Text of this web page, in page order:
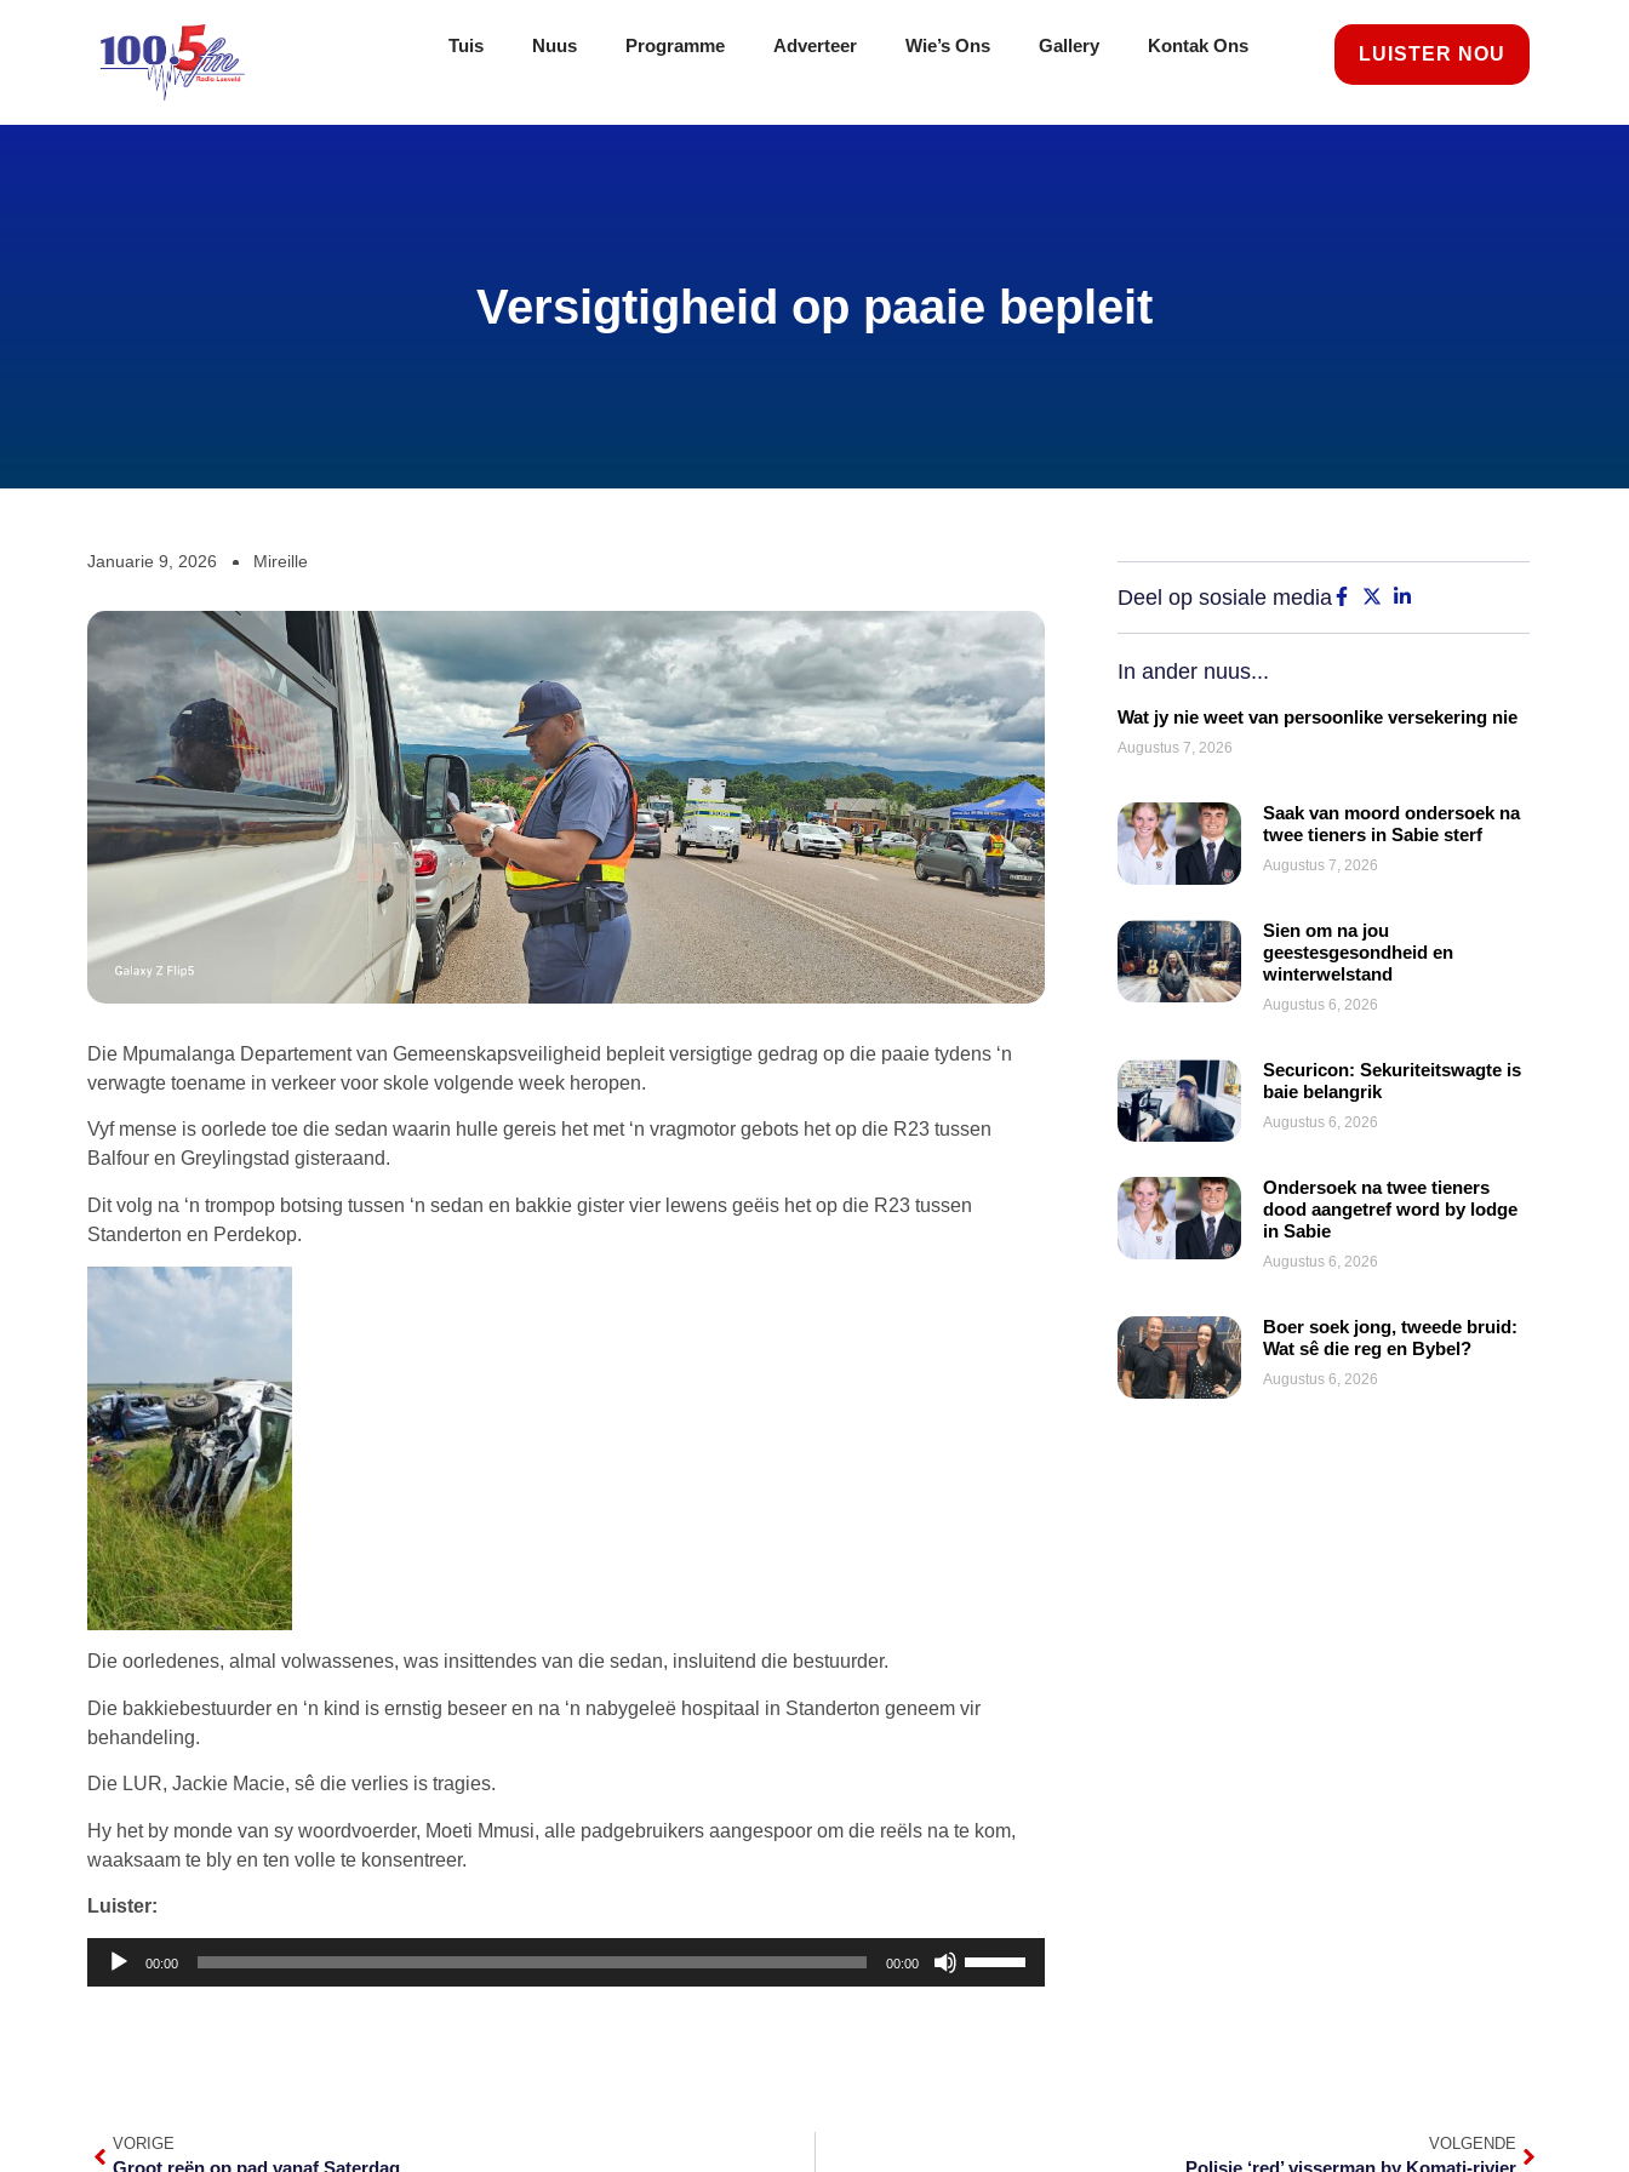
Tuis Nuus Programme Adverteer Wie’s Ons Gallery Kontak Ons LUISTER NOU
Versigtigheid op paaie bepleit
Januarie 9, 2026 Mireille
Die Mpumalanga Departement van Gemeenskapsveiligheid bepleit versigtige gedrag op die paaie tydens ‘n
verwagte toename in verkeer voor skole volgende week heropen.
Vyf mense is oorlede toe die sedan waarin hulle gereis het met ‘n vragmotor gebots het op die R23 tussen
Balfour en Greylingstad gisteraand.
Dit volg na ‘n trompop botsing tussen ‘n sedan en bakkie gister vier lewens geëis het op die R23 tussen
Standerton en Perdekop.
Die oorledenes, almal volwassenes, was insittendes van die sedan, insluitend die bestuurder.
Die bakkiebestuurder en ‘n kind is ernstig beseer en na ‘n nabygeleë hospitaal in Standerton geneem vir
behandeling.
Die LUR, Jackie Macie, sê die verlies is tragies.
Hy het by monde van sy woordvoerder, Moeti Mmusi, alle padgebruikers aangespoor om die reëls na te kom,
waaksaam te bly en ten volle te konsentreer.
Luister:
Klankspeler
00:00 00:00
Deel op sosiale media
In ander nuus...
Wat jy nie weet van persoonlike versekering nie
Augustus 7, 2026
Saak van moord ondersoek na
twee tieners in Sabie sterf
Augustus 7, 2026
Sien om na jou
geestesgesondheid en
winterwelstand
Augustus 6, 2026
Securicon: Sekuriteitswagte is
baie belangrik
Augustus 6, 2026
Ondersoek na twee tieners
dood aangetref word by lodge
in Sabie
Augustus 6, 2026
Boer soek jong, tweede bruid:
Wat sê die reg en Bybel?
Augustus 6, 2026
VORIGE VOLGENDE